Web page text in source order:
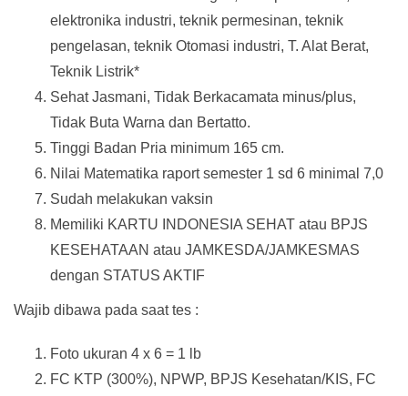
elektronika industri, teknik permesinan, teknik
pengelasan, teknik Otomasi industri, T. Alat Berat,
Teknik Listrik*
Sehat Jasmani, Tidak Berkacamata minus/plus,
Tidak Buta Warna dan Bertatto.
Tinggi Badan Pria minimum 165 cm.
Nilai Matematika raport semester 1 sd 6 minimal 7,0
Sudah melakukan vaksin
Memiliki KARTU INDONESIA SEHAT atau BPJS
KESEHATAAN atau JAMKESDA/JAMKESMAS
dengan STATUS AKTIF
Wajib dibawa pada saat tes :
Foto ukuran 4 x 6 = 1 lb
FC KTP (300%), NPWP, BPJS Kesehatan/KIS, FC